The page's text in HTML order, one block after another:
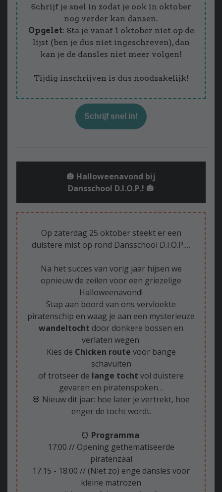
Schrijf je snel in zodat je ook in oktober
nog verder kan dansen.
Opgelet: Sta je vanaf 1 oktober niet op de
lijst (ben je dus niet ingeschreven), dan
kan je de dansles niet meer volgen!
Tijdig inschrijven is dus noodzakelijk!
Schrijf snel in!
🎃 Halloweenavond bij
Dansschool D.I.O.P.! 🎃
Op zaterdag 25 oktober steekt er een
duistere mist op rond Dansschool D.I.O.P.…
Na het succes van vorig jaar hijsen we
opnieuw de zeilen voor een griezelige
Halloweenavond!
Stap aan boord van ons vervloekte
piratenschip en waag je aan een mysterieuze
wandeltocht door donkere bossen en
verlaten wegen.
Kies de Chicken route voor bange
schavuiten
of trotseer de lange tocht vol duistere
gevaren en piratenspoken…
💀 Nieuw dit jaar: hoe later je vertrekt, hoe
enger de tocht wordt.
⏰ Programma:
17:00 // Opening gethematiseerde
piratenzaal
17:15 - 18:00 // (Niet zo) enge dansles voor
kleine matrozen